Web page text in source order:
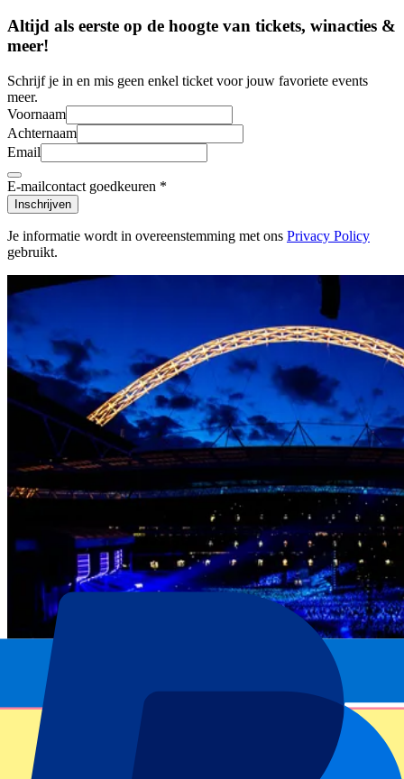
Altijd als eerste op de hoogte van tickets, winacties &
meer!
Schrijf je in en mis geen enkel ticket voor jouw favoriete events
meer.
Voornaam
Achternaam
Email
E-mailcontact goedkeuren *
Inschrijven
Je informatie wordt in overeenstemming met ons Privacy Policy
gebruikt.